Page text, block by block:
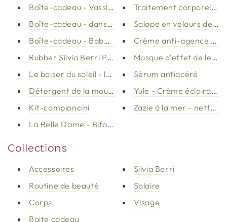
Boîte-cadeau - Vassilissa
Boîte-cadeau - dans Moi le Plasir
Boîte-cadeau - Baba Jaga
Rubber Silvia Berri Probiotics
Le baiser du soleil - le visage et le corps auto-
Détergent de la mousse de Jolie
Kit-campioncini
La Belle Dame - Bifasico Make -Up Remover
Traitement corporel
Salope en velours de la
Crème anti-agence
Masque d'effet de
Sérum antiacéré
Yule - Crème
Zazie à la mer -
Collections
Accessoires
Routine de beauté
Corps
Boite cadeau
Silvia Berri
Solaire
Visage